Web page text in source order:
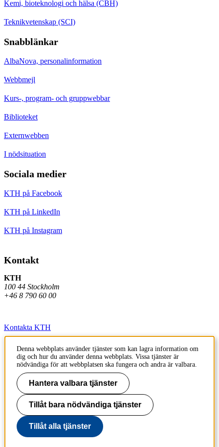
Kemi, bioteknologi och hälsa (CBH)
Teknikvetenskap (SCI)
Snabblänkar
AlbaNova, personalinformation
Webbmejl
Kurs-, program- och gruppwebbar
Biblioteket
Externwebben
I nödsituation
Sociala medier
KTH på Facebook
KTH på LinkedIn
KTH på Instagram
Kontakt
KTH
100 44 Stockholm
+46 8 790 60 00
Kontakta KTH
Jobba på KTH
Press och media
Faktura och betalning KTH
Om KTH:s webbplatser
Tillgänglighetsredogörelse
Denna webbplats använder tjänster som kan lagra information om
dig och hur du använder denna webbplats. Vissa tjänster är
nödvändiga för att webbplatsen ska fungera och andra är valbara.
Hantera valbara tjänster
Tillåt bara nödvändiga tjänster
Tillåt alla tjänster